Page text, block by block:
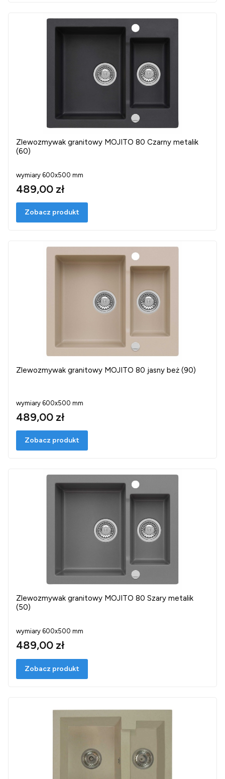
Zlewozmywak granitowy MOJITO 80 Czarny metalik
(60)
wymiary 600x500 mm
489,00 zł
Zobacz produkt
Zlewozmywak granitowy MOJITO 80 jasny beż (90)
wymiary 600x500 mm
489,00 zł
Zobacz produkt
Zlewozmywak granitowy MOJITO 80 Szary metalik
(50)
wymiary 600x500 mm
489,00 zł
Zobacz produkt